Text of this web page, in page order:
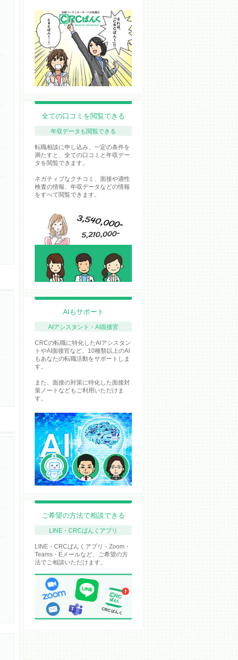
全ての口コミを閲覧できる
年収データも閲覧できる
転職相談に申し込み、一定の条件を
満たすと、全ての口コミと年収デー
タを閲覧できます。
ネガティブなクチコミ、面接や適性
検査の情報、年収データなどの情報
をすべて閲覧できます。
AIもサポート
AIアシスタント・AI面接官
CRCの転職に特化したAIアシスタン
トやAI面接官など、10種類以上のAI
もあなたの転職活動をサポートしま
す。
また、面接の対策に特化した面接対
策ノートなどもご利用いただけま
す。
ご希望の方法で相談できる
LINE・CRCばんくアプリ
LINE・CRCばんくアプリ・Zoom・
Teams・Eメールなど、ご希望の方
法でご相談いただけます。